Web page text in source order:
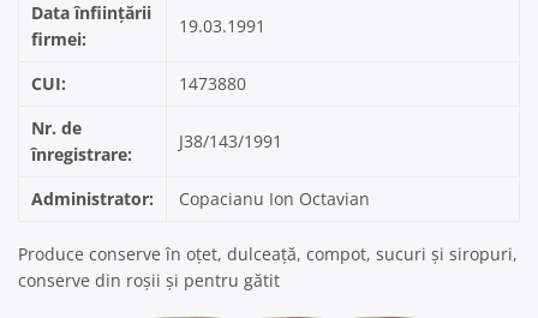
Data înființării
firmei:
19.03.1991
CUI:
1473880
Nr. de
înregistrare:
J38/143/1991
Administrator: Copacianu Ion Octavian
Produce conserve în oțet, dulceață, compot, sucuri și siropuri,
conserve din roșii și pentru gătit